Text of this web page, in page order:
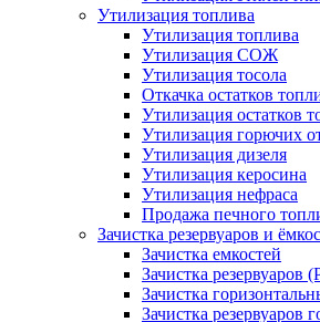
Утилизация топлива
Утилизация топлива
Утилизация СОЖ
Утилизация тосола
Откачка остатков
Утилизация остатков
Утилизация горючих
Утилизация дизеля
Утилизация керосина
Утилизация нефраса
Продажа печного
Зачистка резервуаров и
Зачистка емкостей
Зачистка резервуаров
Зачистка
Зачистка резервуаров